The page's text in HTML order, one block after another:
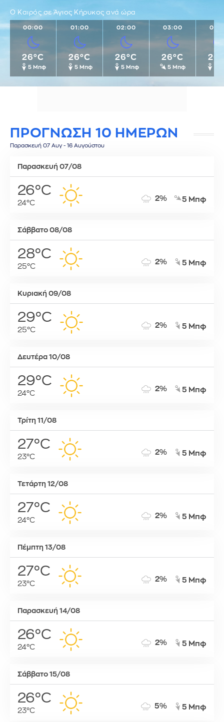
Ο Καιρός σε Άγιος Κήρυκος ανά ώρα
00:00
26°C
5 Μπφ
01:00
26°C
5 Μπφ
02:00
26°C
5 Μπφ
03:00
26°C
5 Μπφ
ΠΡΟΓΝΩΣΗ 10 ΗΜΕΡΩΝ
Παρασκευή 07 Αυγ - 16 Αυγούστου
Παρασκευή 07/08
26°C
24°C
2% 5 Μπφ
Σάββατο 08/08
28°C
25°C
2% 5 Μπφ
Κυριακή 09/08
29°C
25°C
2% 5 Μπφ
Δευτέρα 10/08
29°C
24°C
2% 5 Μπφ
Τρίτη 11/08
27°C
23°C
2% 5 Μπφ
Τετάρτη 12/08
27°C
24°C
2% 5 Μπφ
Πέμπτη 13/08
27°C
23°C
2% 5 Μπφ
Παρασκευή 14/08
26°C
24°C
2% 5 Μπφ
Σάββατο 15/08
26°C
23°C
5% 5 Μπφ